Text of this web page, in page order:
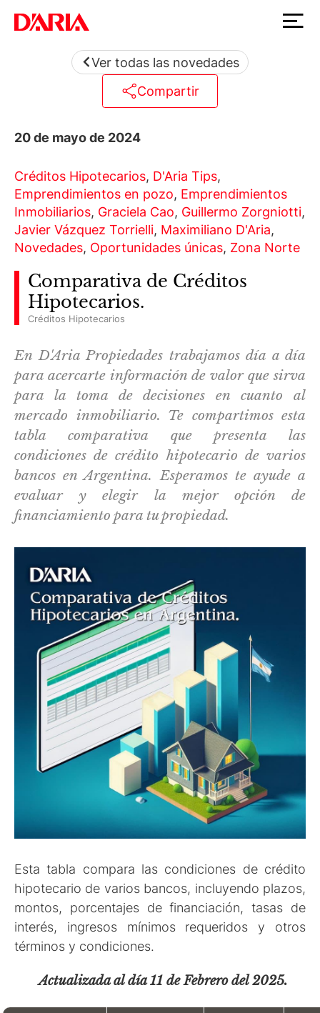
Ver todas las novedades
Compartir
20 de mayo de 2024
Créditos Hipotecarios, D'Aria Tips,
Emprendimientos en pozo, Emprendimientos
Inmobiliarios, Graciela Cao, Guillermo Zorgniotti,
Javier Vázquez Torrielli, Maximiliano D'Aria,
Novedades, Oportunidades únicas, Zona Norte
Comparativa de Créditos
Hipotecarios.
Créditos Hipotecarios
En D'Aria Propiedades trabajamos día a día
para acercarte información de valor que sirva
para la toma de decisiones en cuanto al
mercado inmobiliario. Te compartimos esta
tabla comparativa que presenta las
condiciones de crédito hipotecario de varios
bancos en Argentina. Esperamos te ayude a
evaluar y elegir la mejor opción de
financiamiento para tu propiedad.
Esta tabla compara las condiciones de crédito
hipotecario de varios bancos, incluyendo plazos,
montos, porcentajes de financiación, tasas de
interés, ingresos mínimos requeridos y otros
términos y condiciones.
Actualizada al día 11 de Febrero del 2025.